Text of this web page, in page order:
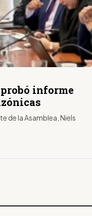
informe
de la Asamblea, Niels